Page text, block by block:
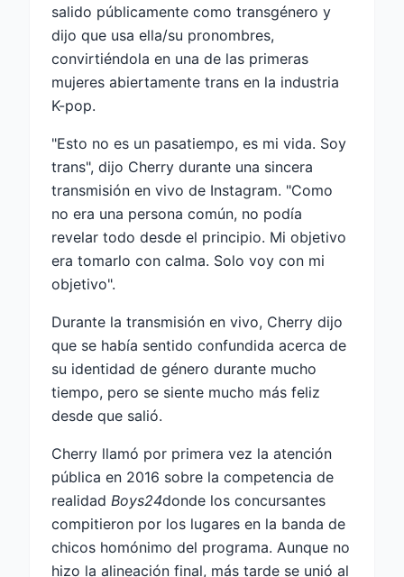
salido públicamente como transgénero y
dijo que usa ella/su pronombres,
convirtiéndola en una de las primeras
mujeres abiertamente trans en la industria
K-pop.
"Esto no es un pasatiempo, es mi vida. Soy
trans", dijo Cherry durante una sincera
transmisión en vivo de Instagram. "Como
no era una persona común, no podía
revelar todo desde el principio. Mi objetivo
era tomarlo con calma. Solo voy con mi
objetivo".
Durante la transmisión en vivo, Cherry dijo
que se había sentido confundida acerca de
su identidad de género durante mucho
tiempo, pero se siente mucho más feliz
desde que salió.
Cherry llamó por primera vez la atención
pública en 2016 sobre la competencia de
realidad Boys24donde los concursantes
compitieron por los lugares en la banda de
chicos homónimo del programa. Aunque no
hizo la alineación final, más tarde se unió al